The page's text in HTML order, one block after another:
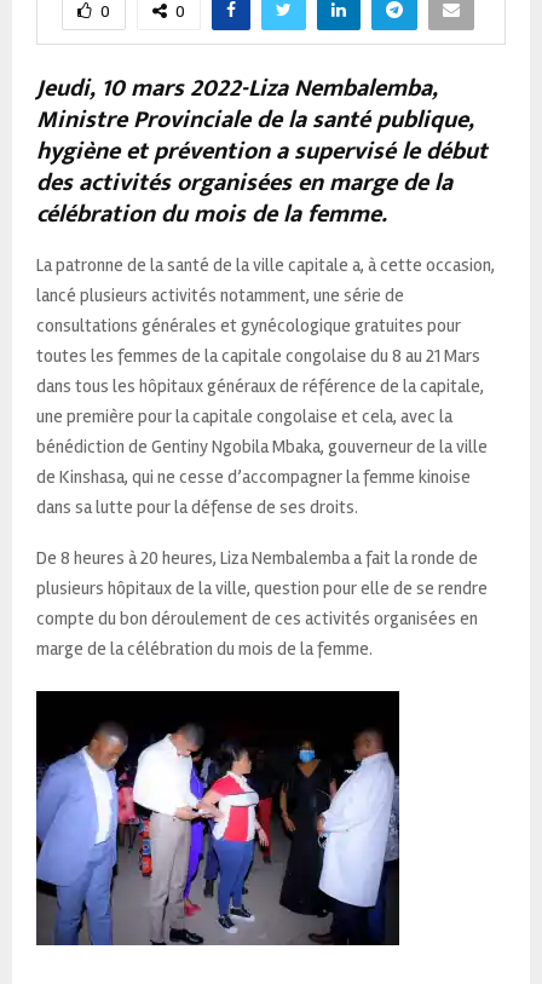
0 0
Jeudi, 10 mars 2022-Liza Nembalemba,
Ministre Provinciale de la santé publique,
hygiène et prévention a supervisé le début
des activités organisées en marge de la
célébration du mois de la femme.
La patronne de la santé de la ville capitale a, à cette occasion,
lancé plusieurs activités notamment, une série de
consultations générales et gynécologique gratuites pour
toutes les femmes de la capitale congolaise du 8 au 21 Mars
dans tous les hôpitaux généraux de référence de la capitale,
une première pour la capitale congolaise et cela, avec la
bénédiction de Gentiny Ngobila Mbaka, gouverneur de la ville
de Kinshasa, qui ne cesse d’accompagner la femme kinoise
dans sa lutte pour la défense de ses droits.
De 8 heures à 20 heures, Liza Nembalemba a fait la ronde de
plusieurs hôpitaux de la ville, question pour elle de se rendre
compte du bon déroulement de ces activités organisées en
marge de la célébration du mois de la femme.